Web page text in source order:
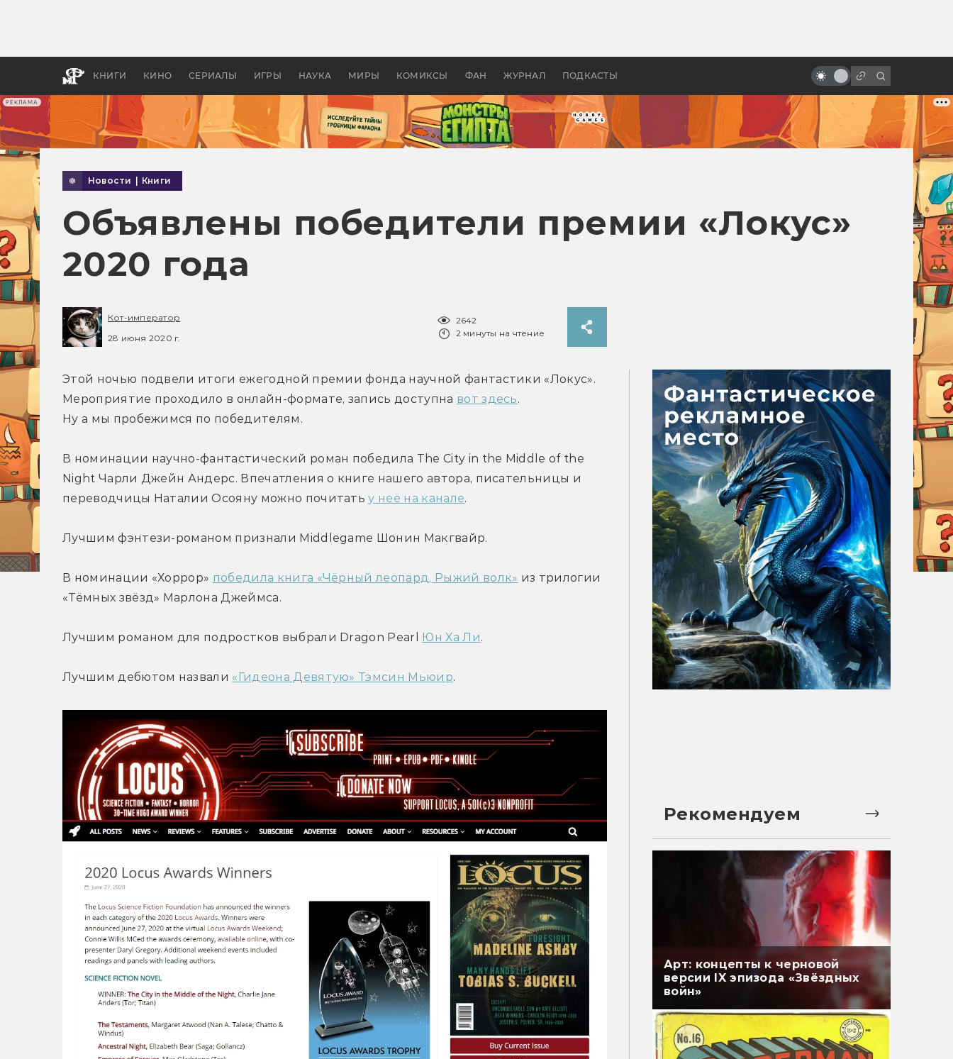
РЕКЛАМА
КНИГИ КИНО СЕРИАЛЫ ИГРЫ НАУКА МИРЫ КОМИКСЫ ФАН ЖУРНАЛ ПОДКАСТЫ
апокалипсис, в России —
бы «Властелина колец»
спустя двадцать лет?
Новости Книги
Объявлены победители премии «Локус»
2020 года
Кот-император
28 июня 2020 г.
2642
2 минуты на чтение
Этой ночью подвели итоги ежегодной премии фонда научной фантастики «Локус».
Мероприятие проходило в онлайн-формате, запись доступна вот здесь.
Ну а мы пробежимся по победителям.
В номинации научно-фантастический роман победила The City in the Middle of the
Night Чарли Джейн Андерс. Впечатления о книге нашего автора, писательницы и
переводчицы Наталии Осояну можно почитать у неё на канале.
Лучшим фэнтези-романом признали Middlegame Шонин Макгвайр.
В номинации «Хоррор» победила книга «Чёрный леопард, Рыжий волк» из трилогии
«Тёмных звёзд» Марлона Джеймса.
Лучшим романом для подростков выбрали Dragon Pearl Юн Ха Ли.
Лучшим дебютом назвали «Гидеона Девятую» Тэмсин Мьюир.
Рекомендуем
Арт: концепты к черновой
версии IX эпизода «Звёздных
войн»